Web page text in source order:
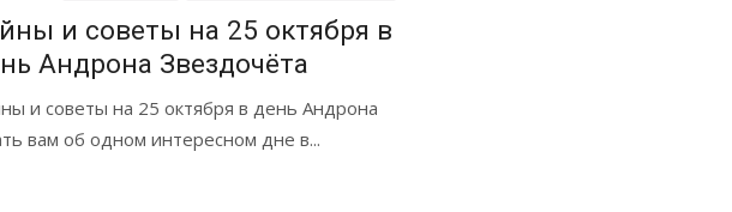
и советы на 25 октября в
Андрона Звездочёта
и советы на 25 октября в день Андрона
вам об одном интересном дне в...